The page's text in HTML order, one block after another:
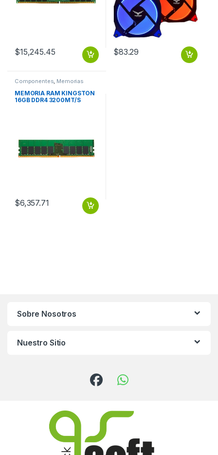
$15,245.45 $83.29
Componentes Memorias
MEMORIA RAM KINGSTON
16GB DDR4 3200MT/S
$6,357.71
Sobre Nosotros
Nuestro Sitio